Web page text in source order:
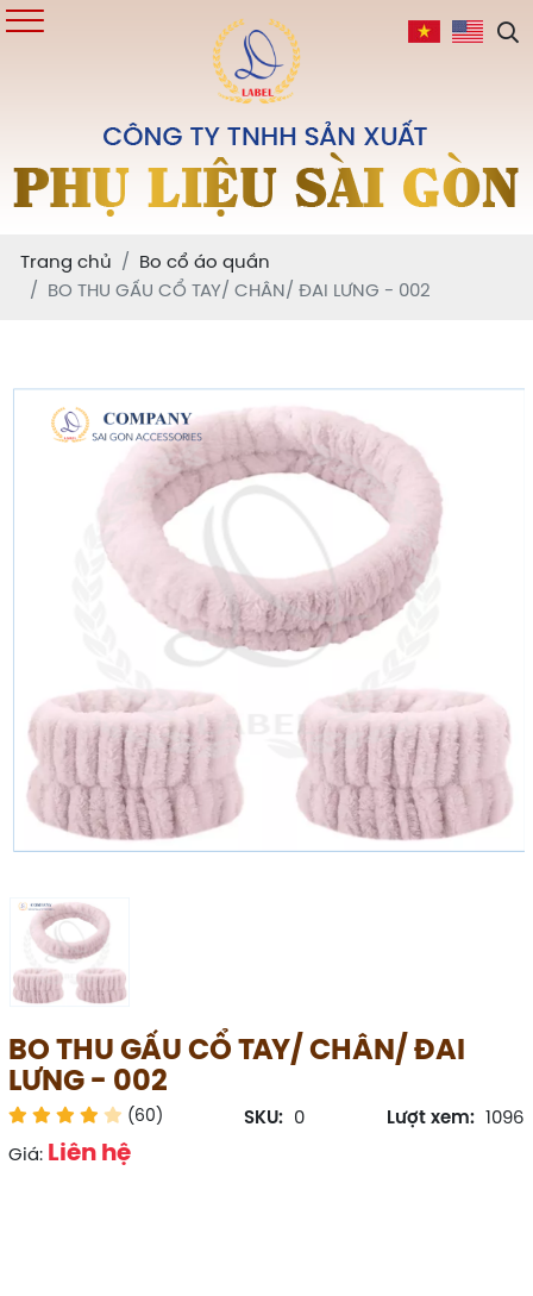
Trang chủ
Bo cổ áo quần
BO THU GẤU CỔ TAY/ CHÂN/ ĐAI LƯNG - 002
BO THU GẤU CỔ TAY/ CHÂN/ ĐAI
LƯNG - 002
(60) SKU: 0 Lượt xem:
1096
Giá: Liên hệ